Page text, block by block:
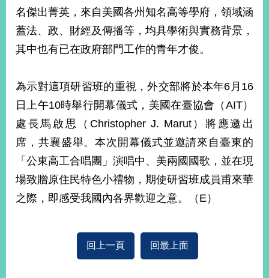
播
政
府
訊
公
開
民
服
本
名傑出菁英，來自美國各州知名高等學府，領域涵
蓋法、政、財經及傳播等，均具學術與實務背景，
其中也有已在政府部門工作的青年才俊。
為示對這項研習班的重視，外交部將於本年6月16
日上午10時舉行開幕儀式，美國在臺協會（AIT）
處長馬啟思（Christopher J. Marut）將應邀出
席，共襄盛舉。本次開幕儀式並邀請來自臺東的
「公東高工合唱團」演唱中、美兩國國歌，並在現
場致贈原住民特色小禮物，期使研習班成員甫來華
之際，即感受我國內各界歡迎之意。（E）
回上一頁 回最上面